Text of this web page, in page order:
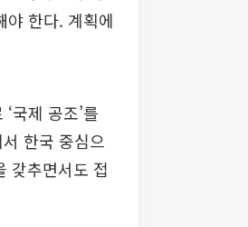
야 한다. 계획에
국제 공조’를
한국 중심으
갖추면서도 접